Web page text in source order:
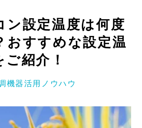
ン設定温度は何度
おすすめな設定温
紹介！
機器活用ノウハウ